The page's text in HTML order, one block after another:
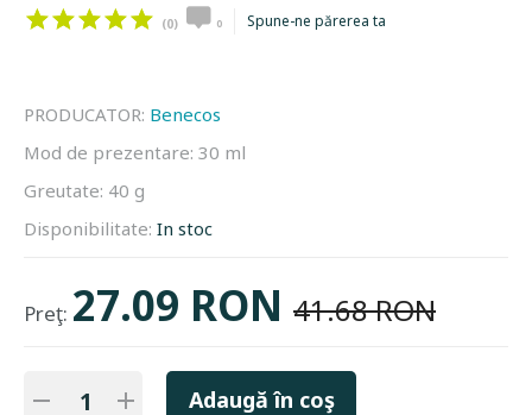
(0) 0 Spune-ne părerea ta
PRODUCATOR: Benecos
Mod de prezentare: 30 ml
Greutate: 40 g
Disponibilitate: In stoc
Preţ: 27.09 RON 41.68 RON
Adaugă în coş